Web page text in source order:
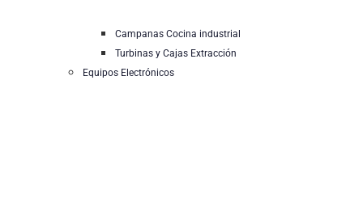
Campanas Cocina industrial
Turbinas y Cajas Extracción
Equipos Electrónicos